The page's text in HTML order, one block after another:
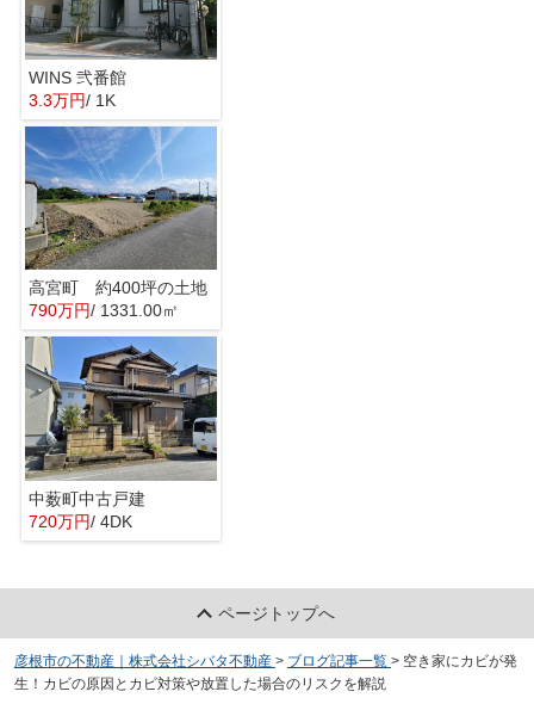
WINS 弐番館
3.3万円/ 1K
高宮町 約400坪の土地
790万円/ 1331.00㎡
中薮町中古戸建
720万円/ 4DK
ページトップへ
彦根市の不動産｜株式会社シバタ不動産 > ブログ記事一覧 > 空き家にカビが発
生！カビの原因とカビ対策や放置した場合のリスクを解説